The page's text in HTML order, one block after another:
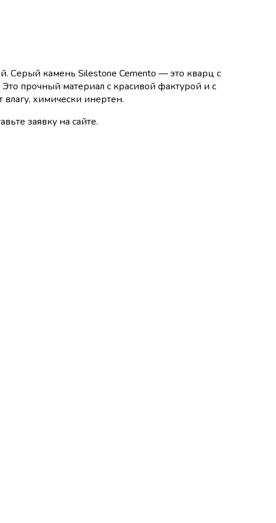
Серый камень Silestone Cemento — это кварц с
прочный материал с красивой фактурой и с
химически инертен.
заявку на сайте.